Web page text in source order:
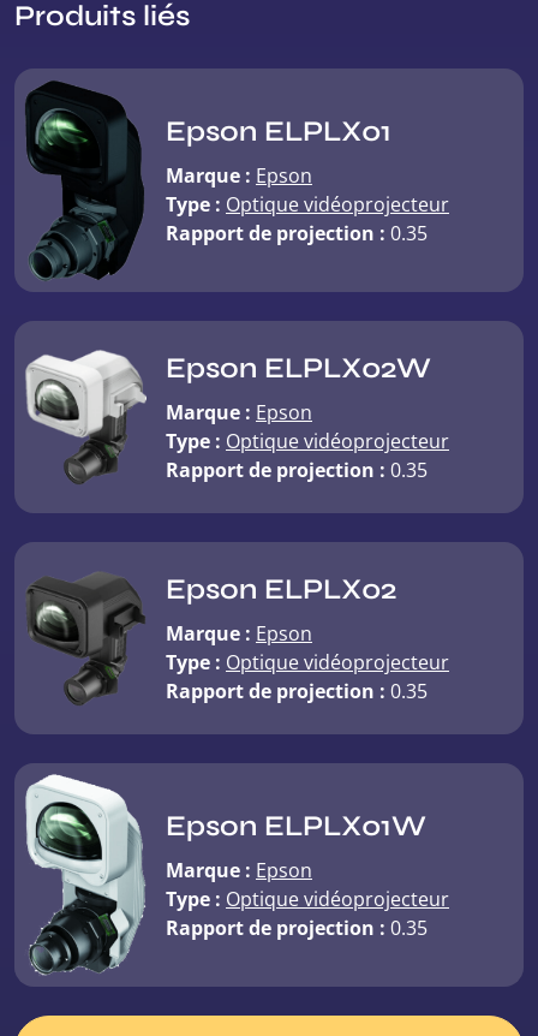
Produits liés
Epson ELPLX01
Marque : Epson
Type : Optique vidéoprojecteur
Rapport de projection : 0.35
Epson ELPLX02W
Marque : Epson
Type : Optique vidéoprojecteur
Rapport de projection : 0.35
Epson ELPLX02
Marque : Epson
Type : Optique vidéoprojecteur
Rapport de projection : 0.35
Epson ELPLX01W
Marque : Epson
Type : Optique vidéoprojecteur
Rapport de projection : 0.35